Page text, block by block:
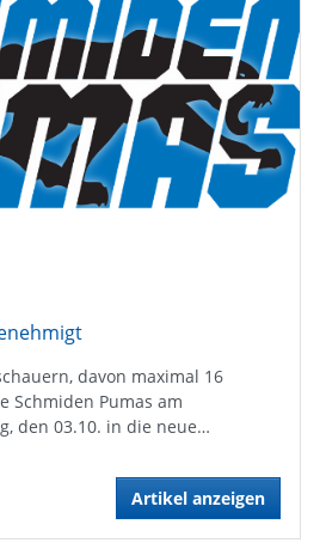
davon maximal 16
Schmiden Pumas am
den 03.10. in die neue…
Artikel anzeigen